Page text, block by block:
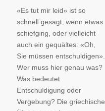
«Es tut mir leid» ist so
schnell gesagt, wenn etwas
schiefging, oder vielleicht
auch ein gequältes: «Oh,
Sie müssen entschuldigen».
Wer muss hier genau was?
Was bedeutet
Entschuldigung oder
Vergebung? Die griechische